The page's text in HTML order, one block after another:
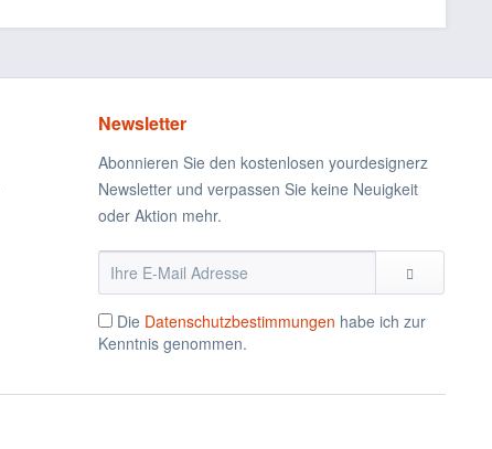
Newsletter
Abonnieren Sie den kostenlosen yourdesignerz
Newsletter und verpassen Sie keine Neuigkeit
oder Aktion mehr.
Die Datenschutzbestimmungen habe ich zur
Kenntnis genommen.